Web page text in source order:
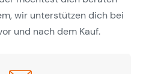
wir unterstützen dich bei
und nach dem Kauf.